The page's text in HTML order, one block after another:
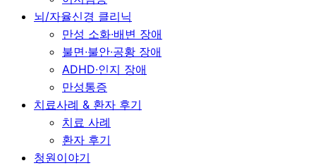
뇌/자율신경 클리닉
만성 소화∙배변 장애
불면∙불안∙공황 장애
ADHD∙인지 장애
만성통증
치료사례 & 환자 후기
치료 사례
환자 후기
청원이야기